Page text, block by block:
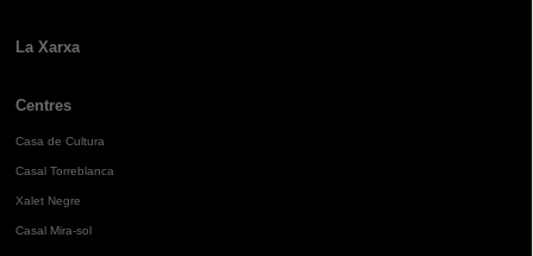
La Xarxa
Centres
Casa de Cultura
Casal Torreblanca
Xalet Negre
Casal Mira-sol